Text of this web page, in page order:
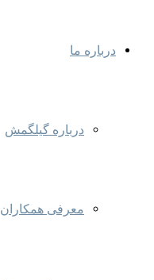
درباره ما
درباره گیلگمش
معرفی همکاران